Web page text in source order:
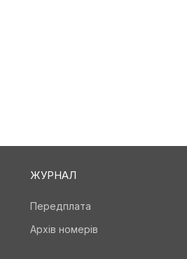
ЖУРНАЛ
Передплата
Архів номерів